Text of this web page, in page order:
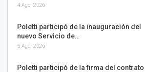
4 Ago, 2026
Poletti participó de la inauguración del
nuevo Servicio de…
5 Ago, 2026
Poletti participó de la firma del contrato